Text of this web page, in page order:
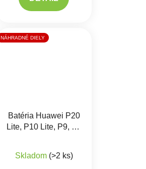
NÁHRADNÉ DIELY
Batéria Huawei P20
Lite, P10 Lite, P9, P9
Skladom (>2 ks)